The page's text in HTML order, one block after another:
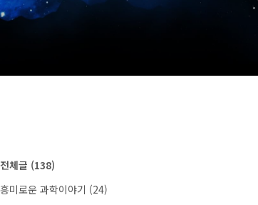
전체글 (138)
흥미로운 과학이야기 (24)